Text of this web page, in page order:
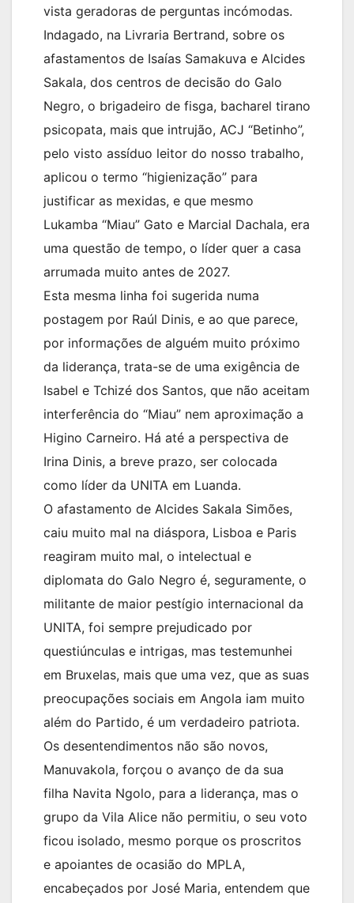
vista geradoras de perguntas incómodas.
Indagado, na Livraria Bertrand, sobre os
afastamentos de Isaías Samakuva e Alcides
Sakala, dos centros de decisão do Galo
Negro, o brigadeiro de fisga, bacharel tirano
psicopata, mais que intrujão, ACJ “Betinho”,
pelo visto assíduo leitor do nosso trabalho,
aplicou o termo “higienização” para
justificar as mexidas, e que mesmo
Lukamba “Miau” Gato e Marcial Dachala, era
uma questão de tempo, o líder quer a casa
arrumada muito antes de 2027.
Esta mesma linha foi sugerida numa
postagem por Raúl Dinis, e ao que parece,
por informações de alguém muito próximo
da liderança, trata-se de uma exigência de
Isabel e Tchizé dos Santos, que não aceitam
interferência do “Miau” nem aproximação a
Higino Carneiro. Há até a perspectiva de
Irina Dinis, a breve prazo, ser colocada
como líder da UNITA em Luanda.
O afastamento de Alcides Sakala Simões,
caiu muito mal na diáspora, Lisboa e Paris
reagiram muito mal, o intelectual e
diplomata do Galo Negro é, seguramente, o
militante de maior pestígio internacional da
UNITA, foi sempre prejudicado por
questiúnculas e intrigas, mas testemunhei
em Bruxelas, mais que uma vez, que as suas
preocupações sociais em Angola iam muito
além do Partido, é um verdadeiro patriota.
Os desentendimentos não são novos,
Manuvakola, forçou o avanço de da sua
filha Navita Ngolo, para a liderança, mas o
grupo da Vila Alice não permitiu, o seu voto
ficou isolado, mesmo porque os proscritos
e apoiantes de ocasião do MPLA,
encabeçados por José Maria, entendem que